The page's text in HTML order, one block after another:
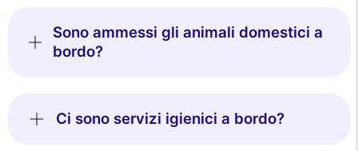
Sono ammessi gli animali domestici a
bordo?
Ci sono servizi igienici a bordo?